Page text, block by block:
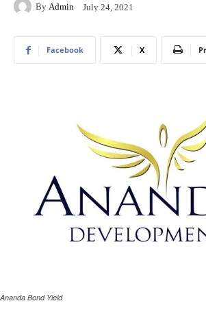
By Admin July 24, 2021
Facebook X
Ananda Bond Yield